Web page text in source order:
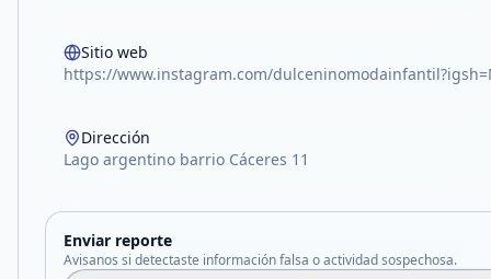
Sitio web
https://www.instagram.com/
Dirección
Lago argentino barrio Cáceres 11
Enviar reporte
Avisanos si detectaste información falsa o actividad sospechosa.